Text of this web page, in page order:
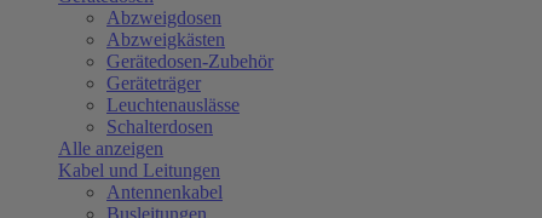
Abzweigdosen
Abzweigkästen
Gerätedosen-Zubehör
Geräteträger
Leuchtenauslässe
Schalterdosen
Alle anzeigen
Kabel und Leitungen
Antennenkabel